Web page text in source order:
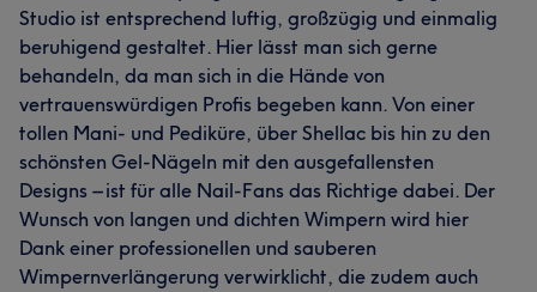
Studio ist entsprechend luftig, großzügig und einmalig
beruhigend gestaltet. Hier lässt man sich gerne
behandeln, da man sich in die Hände von
vertrauenswürdigen Profis begeben kann. Von einer
tollen Mani- und Pediküre, über Shellac bis hin zu den
schönsten Gel-Nägeln mit den ausgefallensten
Designs – ist für alle Nail-Fans das Richtige dabei. Der
Wunsch von langen und dichten Wimpern wird hier
Dank einer professionellen und sauberen
Wimpernverlängerung verwirklicht, die zudem auch